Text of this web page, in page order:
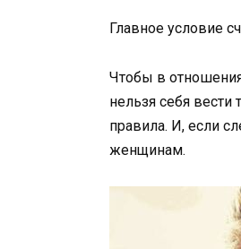
Главное условие
Чтобы в
нельзя себя вести
правила. И, если
женщинам.